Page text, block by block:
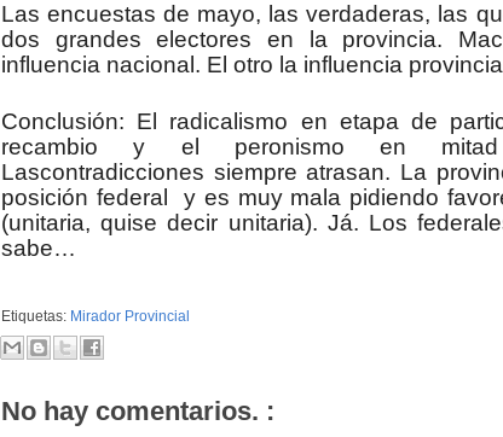
Las encuestas de mayo, las verdaderas, las
dos grandes electores en la provincia.
influencia nacional. El otro la influencia
Conclusión: El radicalismo en etapa de
recambio y el peronismo en
Lascontradicciones siempre atrasan. La
posición federal y es muy mala pidiendo
(unitaria, quise decir unitaria). Já. Los
sabe…
Etiquetas: Mirador Provincial
No hay comentarios. :